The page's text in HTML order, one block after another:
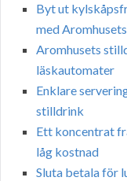
Byt ut
med
Aromhusets
läskautomater
Enklare
stilldrink
Ett koncentrat
låg kostnad
Sluta betala för